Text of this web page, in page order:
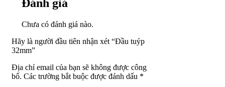
Đánh giá
Chưa có đánh giá nào.
Hãy là người đầu tiên nhận xét “Đầu tuýp
32mm”
Địa chỉ email của bạn sẽ không được công
bố. Các trường bắt buộc được đánh dấu *